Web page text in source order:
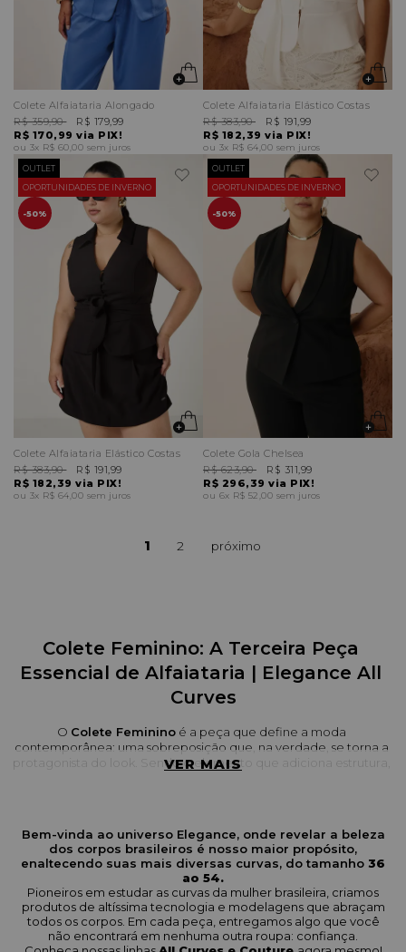
Colete Alfaiataria Alongado
R$ 170,99 via PIX!
R$ 359,90 R$ 179,99
3x R$ 60,00 sem juros
Colete Alfaiataria Elástico Costas
R$ 182,39 via PIX!
R$ 383,90 R$ 191,99
3x R$ 64,00 sem juros
50%
OPORTUNIDADES DE INVERNO
OUTLET
Colete Alfaiataria Elástico Costas
R$ 182,39 via PIX!
R$ 383,90 R$ 191,99
3x R$ 64,00 sem juros
50%
OPORTUNIDADES DE INVERNO
OUTLET
Colete Gola Chelsea
R$ 296,39 via PIX!
R$ 623,90 R$ 311,99
6x R$ 52,00 sem juros
1 2
Colete Feminino: A Terceira Peça
Essencial de Alfaiataria | Elegance All
Curves
O Colete Feminino é a peça que define a moda
contemporânea: uma sobreposição que, na verdade, se torna a
protagonista do look. Sendo o elemento que adiciona estrutura,
Nesta seção, você encontra coletes de alfaiataria com
modelagens precisas que valorizam as curvas brasileiras. Nossas
peças garantem um caimento impecável e são ideais para criar
visuais poderosos e elegantes.
O que esperar da nossa coleção de
VER MAIS
Bem-vinda ao universo Elegance, onde revelar a beleza
dos corpos brasileiros é nosso maior propósito,
enaltecendo suas mais diversas curvas, do tamanho 36
ao 54.
Pioneiros em estudar as curvas da mulher brasileira, criamos
produtos de altíssima tecnologia e modelagens que abraçam
todos os corpos. Em cada peça, entregamos algo que você
não encontrará em nenhuma outra roupa: confiança.